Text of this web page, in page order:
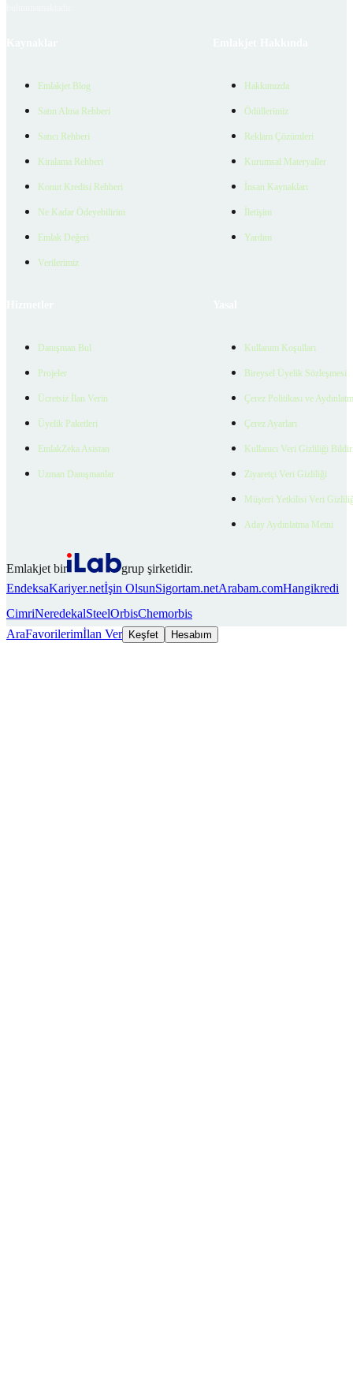
Emlakjet Blog
Satın Alma Rehberi
Satıcı Rehberi
Kiralama Rehberi
Konut Kredisi Rehberi
Ne Kadar Ödeyebilirim
Emlak Değeri
Verilerimiz
Hakkımızda
Ödüllerimiz
Reklam Çözümleri
Kurumsal Materyaller
İnsan Kaynakları
İletişim
Yardım
Danışman Bul
Projeler
Ücretsiz İlan Verin
Üyelik Paketleri
EmlakZeka Asistan
Uzman Danışmanlar
Kullanım Koşulları
Bireysel Üyelik Sözleşmesi
Çerez Politikası ve
Çerez Ayarları
Kullanıcı Veri Gizliliği
Ziyaretçi Veri Gizliliği
Müşteri Yetkilisi Veri
Aday Aydınlatma Metni
Emlakjet bir
grup şirketidir.
EndeksaKariyer.netİşin OlsunSigortam.netArabam.comHangikredi
CimriNeredekalSteelOrbisChemorbis
AraFavorilerimİlan Ver Keşfet Hesabım